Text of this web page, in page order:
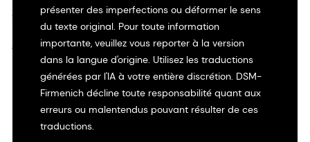
présenter des imperfections ou déformer le sens
du texte original. Pour toute information
importante, veuillez vous reporter à la version
dans la langue d'origine. Utilisez les traductions
générées par l'IA à votre entière discrétion. DSM-
Firmenich décline toute responsabilité quant aux
erreurs ou malentendus pouvant résulter de ces
traductions.
Conditions d'utilisation
Transparence en Californie
Déclaration d'accessibilité
Informations juridiques